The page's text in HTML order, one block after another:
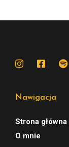
Nawigacja
Strona główna
O mnie